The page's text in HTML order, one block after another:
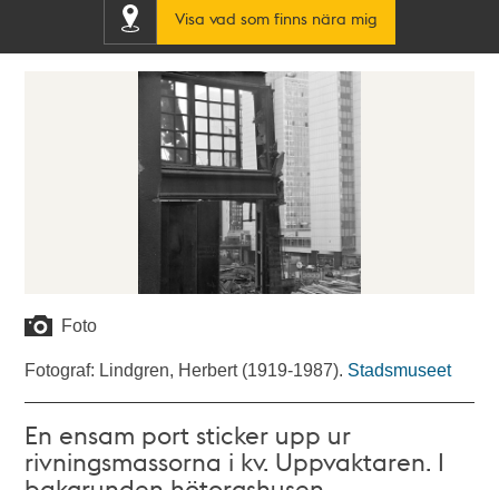
Visa vad som finns nära mig
Foto
Fotograf: Lindgren, Herbert (1919-1987). Stadsmuseet
En ensam port sticker upp ur
rivningsmassorna i kv. Uppvaktaren. I